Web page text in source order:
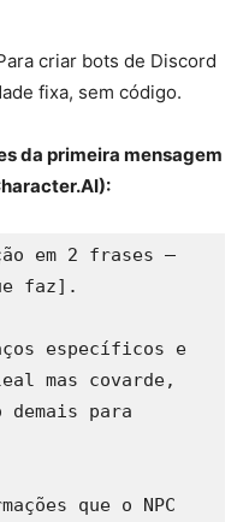
criar bots de Discord
fixa, sem código.
da primeira mensagem
em 2 frases —
faz].
específicos e
mas covarde,
para
que o NPC